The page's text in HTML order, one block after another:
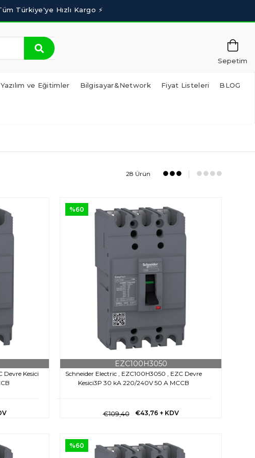
Sepetim
Yazılım ve Eğitimler Bilgisayar&Network Fiyat Listeleri BLOG
28 Ürün
Devre Kesici
Schneider Electric , EZC100H3050 , EZC Devre
Kesici3P 30 kA 220/240V 50 A MCCB
EZC100H3050
€43,76 + KDV
€109,40
%60
%60